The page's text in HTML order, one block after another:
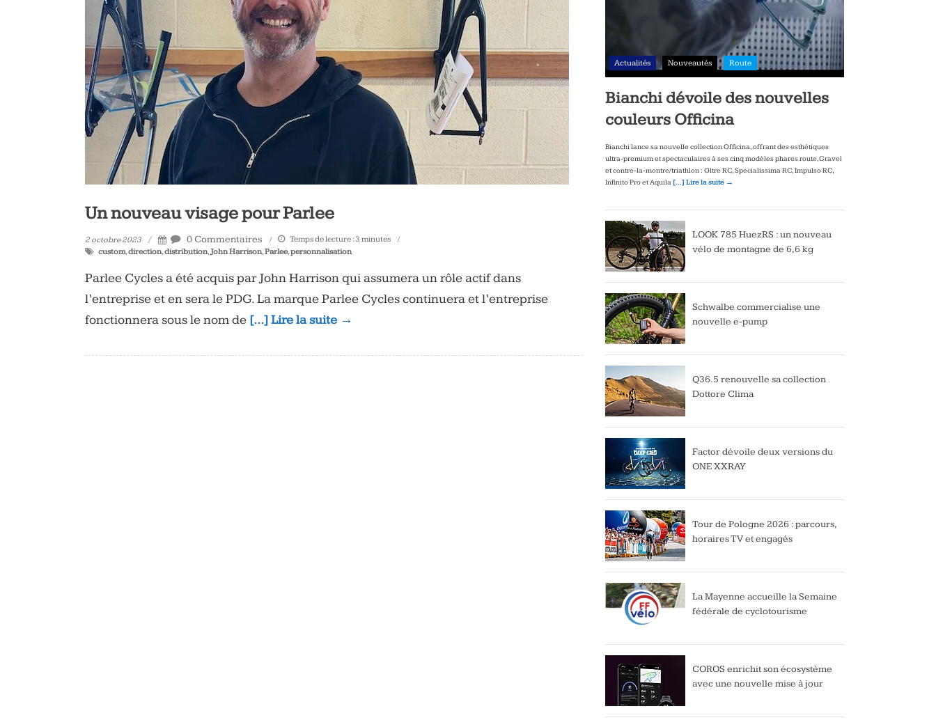
vélo
triathlon
Un nouveau visage pour Parlee
2 octobre 2023 0 Commentaires Temps de lecture :3 minutes
custom,direction,distribution,John Harrison,Parlee,personnalisation
Parlee Cycles a été acquis par John Harrison qui assumera un rôle actif dans
l’entreprise et en sera le PDG. La marque Parlee Cycles continuera et l’entreprise
fonctionnera sous le nom de […] Lire la suite →
Actualités Nouveautés Route
Bianchi dévoile des nouvelles
couleurs Officina
Bianchi lance sa nouvelle collection Officina, offrant des esthétiques
ultra‑premium et spectaculaires à ses cinq modèles phares route, Gravel
et contre‑la‑montre/triathlon : Oltre RC, Specialissima RC, Impulso RC,
Infinito Pro et Aquila […] Lire la suite →
LOOK 785 HuezRS : un nouveau
vélo de montagne de 6,6 kg
Schwalbe commercialise une
nouvelle e-pump
Q36.5 renouvelle sa collection
Dottore Clima
Factor dévoile deux versions du
ONE XXRAY
Tour de Pologne 2026 : parcours,
horaires TV et engagés
La Mayenne accueille la Semaine
fédérale de cyclotourisme
COROS enrichit son écosystème
avec une nouvelle mise à jour